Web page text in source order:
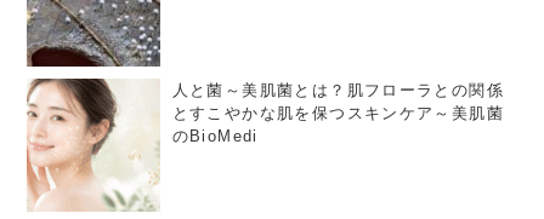
人と菌～美肌菌とは？肌フローラとの関係
とすこやかな肌を保つスキンケア～美肌菌
のBioMedi